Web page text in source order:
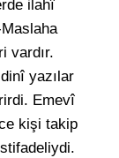
ilahî
Maslaha
vardır.
yazılar
Emevî
kişi takip